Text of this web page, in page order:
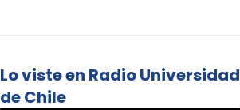
Lo viste en Radio Universidad
de Chile